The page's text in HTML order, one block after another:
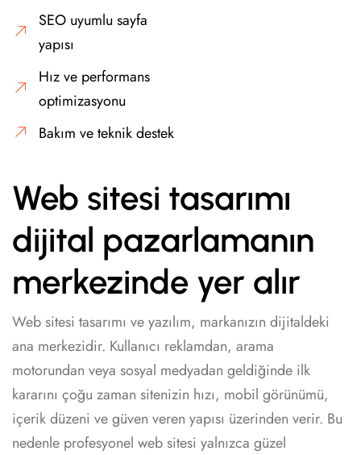
SEO uyumlu sayfa
yapısı
Hız ve performans
optimizasyonu
Bakım ve teknik destek
Web sitesi tasarımı
dijital pazarlamanın
merkezinde yer alır
Web sitesi tasarımı ve yazılım, markanızın dijitaldeki
ana merkezidir. Kullanıcı reklamdan, arama
motorundan veya sosyal medyadan geldiğinde ilk
kararını çoğu zaman sitenizin hızı, mobil görünümü,
içerik düzeni ve güven veren yapısı üzerinden verir. Bu
nedenle profesyonel web sitesi yalnızca güzel